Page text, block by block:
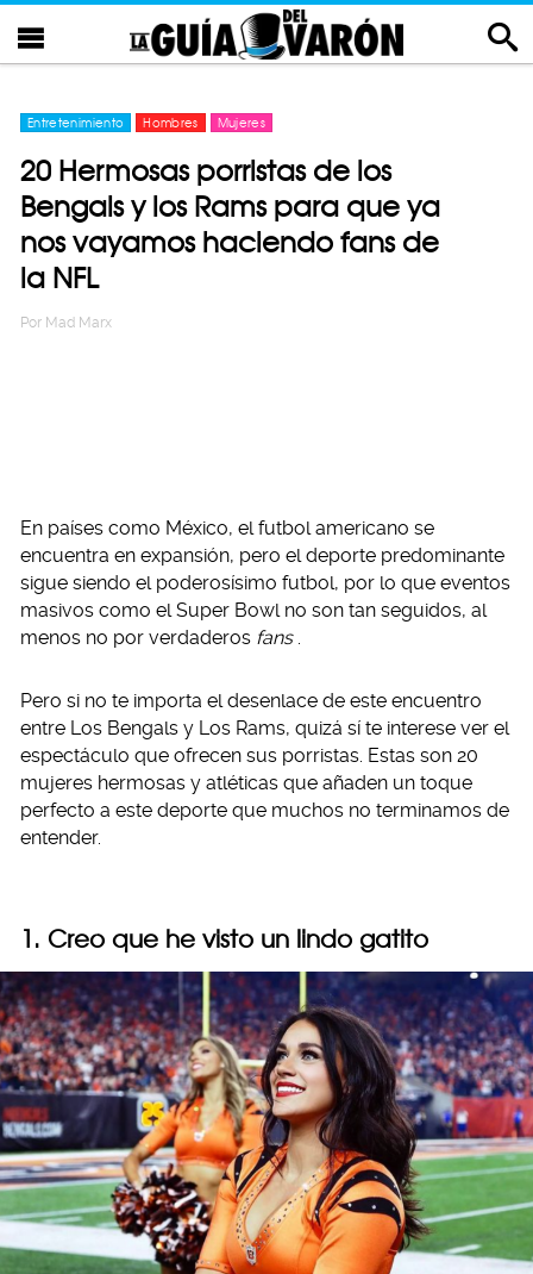
Entretenimiento Hombres Mujeres
20 Hermosas porristas de los
Bengals y los Rams para que ya
nos vayamos haciendo fans de
la NFL
Por Mad Marx
En países como México, el futbol americano se
encuentra en expansión, pero el deporte predominante
sigue siendo el poderosísimo futbol, por lo que eventos
masivos como el Super Bowl no son tan seguidos, al
menos no por verdaderos fans .
Pero si no te importa el desenlace de este encuentro
entre Los Bengals y Los Rams, quizá sí te interese ver el
espectáculo que ofrecen sus porristas. Estas son 20
mujeres hermosas y atléticas que añaden un toque
perfecto a este deporte que muchos no terminamos de
entender.
1. Creo que he visto un lindo gatito